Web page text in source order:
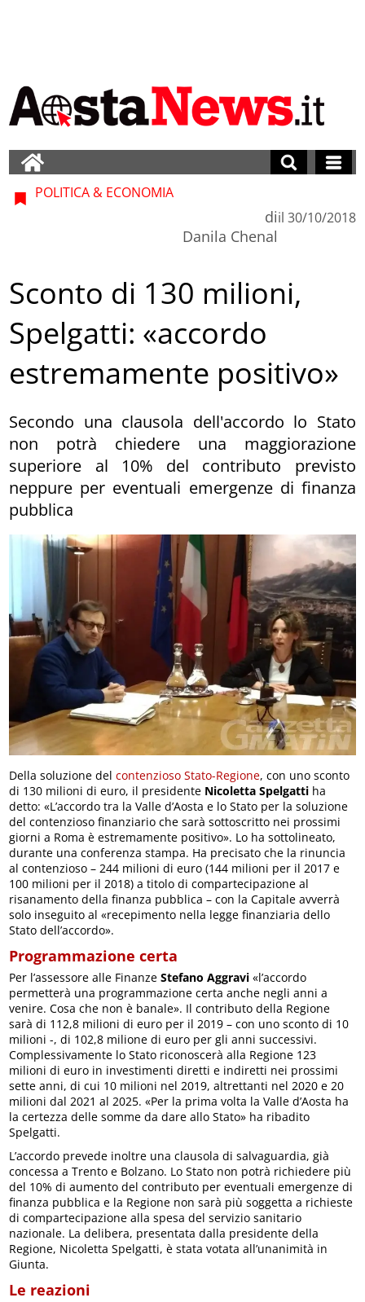
POLITICA & ECONOMIA
di
Danila Chenal
il 30/10/2018
Sconto di 130 milioni,
Spelgatti: «accordo
estremamente positivo»
Secondo una clausola dell'accordo lo Stato
non potrà chiedere una maggiorazione
superiore al 10% del contributo previsto
neppure per eventuali emergenze di finanza
pubblica
Della soluzione delcontenzioso Stato-Regione, con uno sconto
di 130 milioni di euro, il presidente Nicoletta Spelgatti ha
detto: «L’accordo tra la Valle d’Aosta e lo Stato per la soluzione
del contenzioso finanziario che sarà sottoscritto nei prossimi
giorni a Roma è estremamente positivo». Lo ha sottolineato,
durante una conferenza stampa. Ha precisato che la rinuncia
al contenzioso – 244 milioni di euro (144 milioni per il 2017 e
100 milioni per il 2018) a titolo di compartecipazione al
risanamento della finanza pubblica – con la Capitale avverrà
solo inseguito al «recepimento nella legge finanziaria dello
Stato dell’accordo».
Programmazione certa
Per l’assessore alle FinanzeStefano Aggravi «l’accordo
permetterà una programmazione certa anche negli anni a
venire. Cosa che non è banale». Il contributo della Regione
sarà di 112,8 milioni di euro per il 2019 – con uno sconto di 10
milioni -, di 102,8 milione di euro per gli anni successivi.
Complessivamente lo Stato riconoscerà alla Regione 123
milioni di euro in investimenti diretti e indiretti nei prossimi
sette anni, di cui 10 milioni nel 2019, altrettanti nel 2020 e 20
milioni dal 2021 al 2025. «Per la prima volta la Valle d’Aosta ha
la certezza delle somme da dare allo Stato» ha ribadito
Spelgatti.
L’accordo prevede inoltre una clausola di salvaguardia, già
concessa a Trento e Bolzano. Lo Stato non potrà richiedere più
del 10% di aumento del contributo per eventuali emergenze di
finanza pubblica e la Regione non sarà più soggetta a richieste
di compartecipazione alla spesa del servizio sanitario
nazionale. La delibera, presentata dalla presidente della
Regione, Nicoletta Spelgatti, è stata votata all’unanimità in
Giunta.
Le reazioni